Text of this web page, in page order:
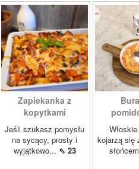
Zapiekanka z
kopytkami
Jeśli szukasz pomysłu
na sycący, prosty i
wyjątkowo... ⇖ 23
kojarzą się